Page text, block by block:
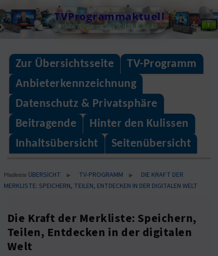
Skip
to
TVProgrammaktuell
Dein TV-Programm täglich aktuell
Zur Übersichtsseite
TV-Programm
Anbieterkennzeichnung
Datenschutz & Privatsphäre
Beitragende
Hinter den Kulissen
Inhaltsübersicht
Seitenübersicht
Pfadleiste ÜBERSICHT ▶ TV-PROGRAMM ▶
DIE KRAFT DER
MERKLISTE: SPEICHERN, TEILEN, ENTDECKEN IN DER DIGITALEN WELT
Die Kraft der Merkliste: Speichern,
Teilen, Entdecken in der digitalen
Welt